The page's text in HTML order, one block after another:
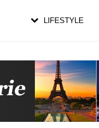
LIFESTYLE